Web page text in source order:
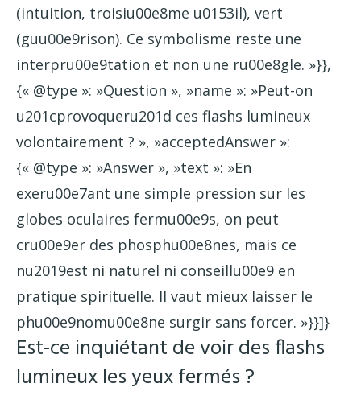
(intuition, troisiu00e8me u0153il), vert
(guu00e9rison). Ce symbolisme reste une
interpru00e9tation et non une ru00e8gle. »}},
{« @type »: »Question », »name »: »Peut-on
u201cprovoqueru201d ces flashs lumineux
volontairement ? », »acceptedAnswer »:
{« @type »: »Answer », »text »: »En
exeru00e7ant une simple pression sur les
globes oculaires fermu00e9s, on peut
cru00e9er des phosphu00e8nes, mais ce
nu2019est ni naturel ni conseillu00e9 en
pratique spirituelle. Il vaut mieux laisser le
phu00e9nomu00e8ne surgir sans forcer. »}}]}
Est-ce inquiétant de voir des flashs
lumineux les yeux fermés ?